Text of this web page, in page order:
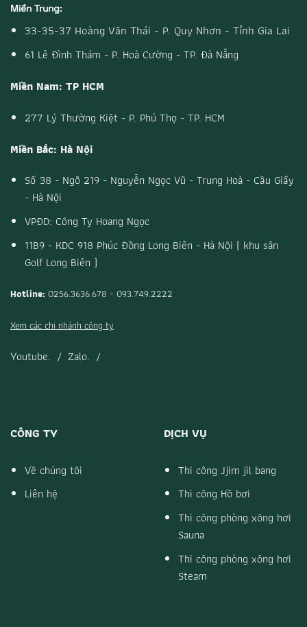
Miền Trung:
33-35-37 Hoàng Văn Thái - P. Quy Nhơn - Tỉnh Gia Lai
61 Lê Đình Thám - P. Hoà Cường - TP. Đà Nẵng
Miền Nam: TP HCM
277 Lý Thường Kiệt - P. Phú Thọ - TP. HCM
Miền Bắc: Hà Nội
Số 38 - Ngõ 219 - Nguyễn Ngọc Vũ - Trung Hoà - Cầu Giấy
- Hà Nội
VPĐD: Công Ty Hoang Ngọc
11B9 - KDC 918 Phúc Đồng Long Biên - Hà Nội ( khu sân
Golf Long Biên )
Hotline: 0256.3636.678 - 093.749.2222
Xem các chi nhánh công ty
Youtube. / Zalo. /
CÔNG TY
Về chúng tôi
Liên hệ
DỊCH VỤ
Thi công Jjim jil bang
Thi công Hồ bơi
Thi công phòng xông hơi
Sauna
Thi công phòng xông hơi
Steam